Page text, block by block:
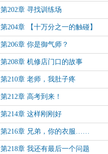
第202章 寻找训练场
第204章 【十万分之一的触碰】
第206章 你是御气师？
第208章 机修店门口的故事
第210章 老师，我肚子疼
第212章 高考到来！
第214章 这样刚刚好
第216章 兄弟，你的衣服……
第218章 我还有最后一个问题